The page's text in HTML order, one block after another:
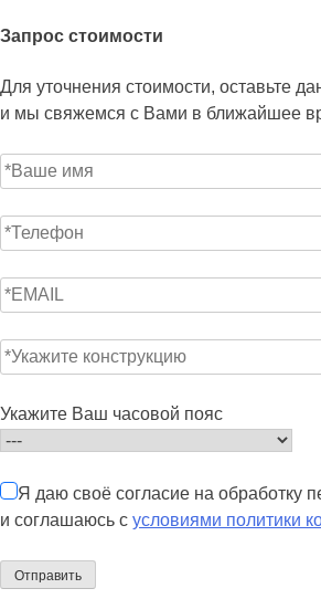
Запрос стоимости
Для уточнения стоимости, оставьте
и мы свяжемся с Вами в ближайшее
Укажите Ваш часовой пояс
Я даю своё согласие на обработку
и соглашаюсь с условиями политики